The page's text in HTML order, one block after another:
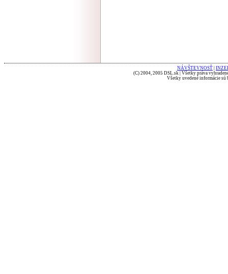
NÁVŠTEVNOSŤ
(C) 2004, 2005 DSL.sk | Všetky práva
Všetky uvedené informácie sú